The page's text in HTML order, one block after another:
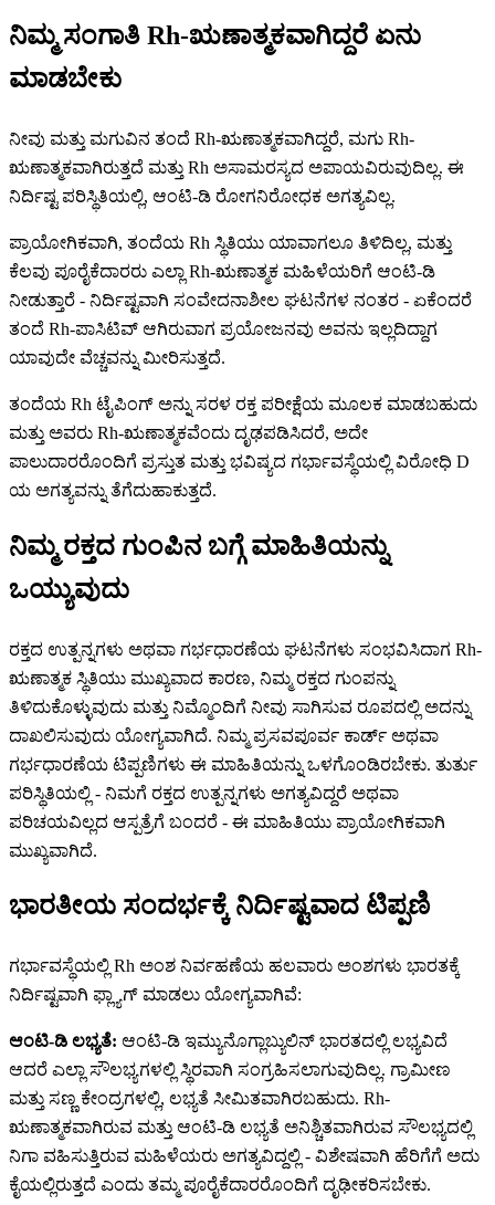
ನಿಮ್ಮ ಸಂಗಾತಿ Rh-ಋಣಾತ್ಮಕವಾಗಿದ್ದರೆ ಏನು
ಮಾಡಬೇಕು
ನೀವು ಮತ್ತು ಮಗುವಿನ ತಂದೆ Rh-ಋಣಾತ್ಮಕವಾಗಿದ್ದರೆ, ಮಗು Rh-
ಋಣಾತ್ಮಕವಾಗಿರುತ್ತದೆ ಮತ್ತು Rh ಅಸಾಮರಸ್ಯದ ಅಪಾಯವಿರುವುದಿಲ್ಲ. ಈ
ನಿರ್ದಿಷ್ಟ ಪರಿಸ್ಥಿತಿಯಲ್ಲಿ, ಆಂಟಿ-ಡಿ ರೋಗನಿರೋಧಕ ಅಗತ್ಯವಿಲ್ಲ.
ಪ್ರಾಯೋಗಿಕವಾಗಿ, ತಂದೆಯ Rh ಸ್ಥಿತಿಯು ಯಾವಾಗಲೂ ತಿಳಿದಿಲ್ಲ, ಮತ್ತು
ಕೆಲವು ಪೂರೈಕೆದಾರರು ಎಲ್ಲಾ Rh-ಋಣಾತ್ಮಕ ಮಹಿಳೆಯರಿಗೆ ಆಂಟಿ-ಡಿ
ನೀಡುತ್ತಾರೆ - ನಿರ್ದಿಷ್ಟವಾಗಿ ಸಂವೇದನಾಶೀಲ ಘಟನೆಗಳ ನಂತರ - ಏಕೆಂದರೆ
ತಂದೆ Rh-ಪಾಸಿಟಿವ್ ಆಗಿರುವಾಗ ಪ್ರಯೋಜನವು ಅವನು ಇಲ್ಲದಿದ್ದಾಗ
ಯಾವುದೇ ವೆಚ್ಚವನ್ನು ಮೀರಿಸುತ್ತದೆ.
ತಂದೆಯ Rh ಟೈಪಿಂಗ್ ಅನ್ನು ಸರಳ ರಕ್ತ ಪರೀಕ್ಷೆಯ ಮೂಲಕ ಮಾಡಬಹುದು
ಮತ್ತು ಅವರು Rh-ಋಣಾತ್ಮಕವೆಂದು ದೃಢಪಡಿಸಿದರೆ, ಅದೇ
ಪಾಲುದಾರರೊಂದಿಗೆ ಪ್ರಸ್ತುತ ಮತ್ತು ಭವಿಷ್ಯದ ಗರ್ಭಾವಸ್ಥೆಯಲ್ಲಿ ವಿರೋಧಿ D
ಯ ಅಗತ್ಯವನ್ನು ತೆಗೆದುಹಾಕುತ್ತದೆ.
ನಿಮ್ಮ ರಕ್ತದ ಗುಂಪಿನ ಬಗ್ಗೆ ಮಾಹಿತಿಯನ್ನು
ಒಯ್ಯುವುದು
ರಕ್ತದ ಉತ್ಪನ್ನಗಳು ಅಥವಾ ಗರ್ಭಧಾರಣೆಯ ಘಟನೆಗಳು ಸಂಭವಿಸಿದಾಗ Rh-
ಋಣಾತ್ಮಕ ಸ್ಥಿತಿಯು ಮುಖ್ಯವಾದ ಕಾರಣ, ನಿಮ್ಮ ರಕ್ತದ ಗುಂಪನ್ನು
ತಿಳಿದುಕೊಳ್ಳುವುದು ಮತ್ತು ನಿಮ್ಮೊಂದಿಗೆ ನೀವು ಸಾಗಿಸುವ ರೂಪದಲ್ಲಿ ಅದನ್ನು
ದಾಖಲಿಸುವುದು ಯೋಗ್ಯವಾಗಿದೆ. ನಿಮ್ಮ ಪ್ರಸವಪೂರ್ವ ಕಾರ್ಡ್ ಅಥವಾ
ಗರ್ಭಧಾರಣೆಯ ಟಿಪ್ಪಣಿಗಳು ಈ ಮಾಹಿತಿಯನ್ನು ಒಳಗೊಂಡಿರಬೇಕು. ತುರ್ತು
ಪರಿಸ್ಥಿತಿಯಲ್ಲಿ - ನಿಮಗೆ ರಕ್ತದ ಉತ್ಪನ್ನಗಳು ಅಗತ್ಯವಿದ್ದರೆ ಅಥವಾ
ಪರಿಚಯವಿಲ್ಲದ ಆಸ್ಪತ್ರೆಗೆ ಬಂದರೆ - ಈ ಮಾಹಿತಿಯು ಪ್ರಾಯೋಗಿಕವಾಗಿ
ಮುಖ್ಯವಾಗಿದೆ.
ಭಾರತೀಯ ಸಂದರ್ಭಕ್ಕೆ ನಿರ್ದಿಷ್ಟವಾದ ಟಿಪ್ಪಣಿ
ಗರ್ಭಾವಸ್ಥೆಯಲ್ಲಿ Rh ಅಂಶ ನಿರ್ವಹಣೆಯ ಹಲವಾರು ಅಂಶಗಳು ಭಾರತಕ್ಕೆ
ನಿರ್ದಿಷ್ಟವಾಗಿ ಫ್ಲ್ಯಾಗ್ ಮಾಡಲು ಯೋಗ್ಯವಾಗಿವೆ:
ಆಂಟಿ-ಡಿ ಲಭ್ಯತೆ: ಆಂಟಿ-ಡಿ ಇಮ್ಯುನೊಗ್ಲಾಬ್ಯುಲಿನ್ ಭಾರತದಲ್ಲಿ ಲಭ್ಯವಿದೆ
ಆದರೆ ಎಲ್ಲಾ ಸೌಲಭ್ಯಗಳಲ್ಲಿ ಸ್ಥಿರವಾಗಿ ಸಂಗ್ರಹಿಸಲಾಗುವುದಿಲ್ಲ. ಗ್ರಾಮೀಣ
ಮತ್ತು ಸಣ್ಣ ಕೇಂದ್ರಗಳಲ್ಲಿ, ಲಭ್ಯತೆ ಸೀಮಿತವಾಗಿರಬಹುದು. Rh-
ಋಣಾತ್ಮಕವಾಗಿರುವ ಮತ್ತು ಆಂಟಿ-ಡಿ ಲಭ್ಯತೆ ಅನಿಶ್ಚಿತವಾಗಿರುವ ಸೌಲಭ್ಯದಲ್ಲಿ
ನಿಗಾ ವಹಿಸುತ್ತಿರುವ ಮಹಿಳೆಯರು ಅಗತ್ಯವಿದ್ದಲ್ಲಿ - ವಿಶೇಷವಾಗಿ ಹೆರಿಗೆಗೆ ಅದು
ಕೈಯಲ್ಲಿರುತ್ತದೆ ಎಂದು ತಮ್ಮ ಪೂರೈಕೆದಾರರೊಂದಿಗೆ ದೃಢೀಕರಿಸಬೇಕು.